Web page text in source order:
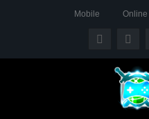
Mobile Online